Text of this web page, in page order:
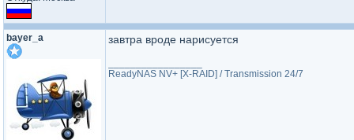
bayer_a завтра вроде нарисуется
ReadyNAS NV+ [X-RAID] / Transmission 24/7